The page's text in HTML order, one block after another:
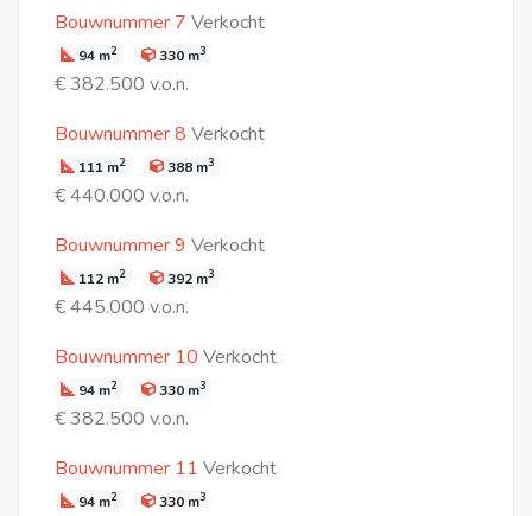
Bouwnummer 7 Verkocht
94 m2 330 m3
€ 382.500 v.o.n.
Bouwnummer 8 Verkocht
111 m2 388 m3
€ 440.000 v.o.n.
Bouwnummer 9 Verkocht
112 m2 392 m3
€ 445.000 v.o.n.
Bouwnummer 10 Verkocht
94 m2 330 m3
€ 382.500 v.o.n.
Bouwnummer 11 Verkocht
94 m2 330 m3